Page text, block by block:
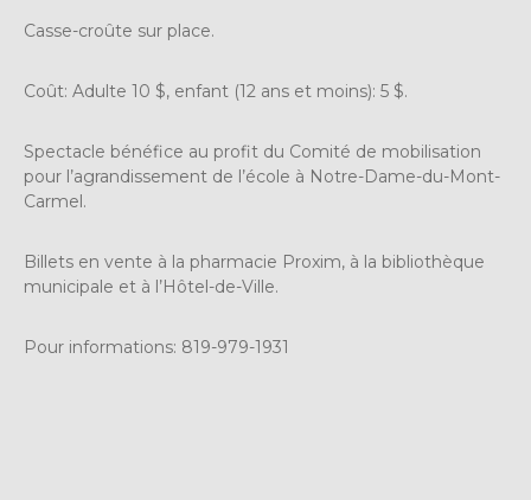
Casse-croûte sur place.
Coût: Adulte 10 $, enfant (12 ans et moins): 5 $.
Spectacle bénéfice au profit du Comité de mobilisation
pour l’agrandissement de l’école à Notre-Dame-du-Mont-
Carmel.
Billets en vente à la pharmacie Proxim, à la bibliothèque
municipale et à l’Hôtel-de-Ville.
Pour informations: 819-979-1931